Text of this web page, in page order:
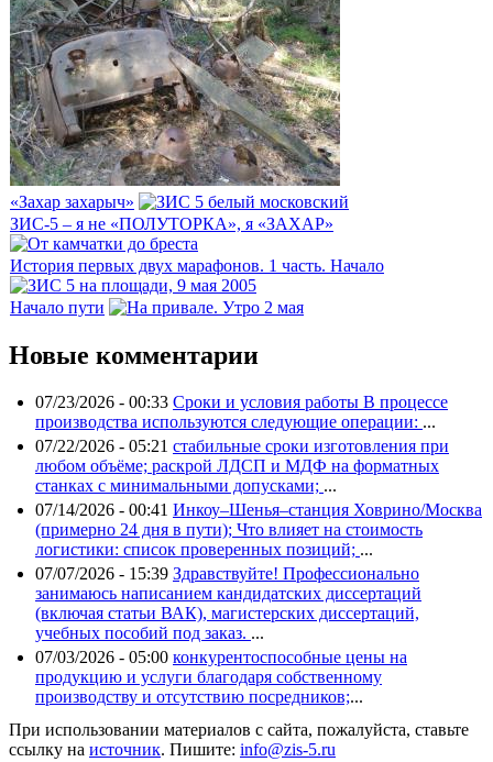
«Захар захарыч»
ЗИС-5 – я не «ПОЛУТОРКА», я «ЗАХАР»
История первых двух марафонов. 1 часть. Начало
Начало пути
Новые комментарии
07/23/2026 - 00:33 Сроки и условия работы В процессе
производства используются следующие операции: ...
07/22/2026 - 05:21 стабильные сроки изготовления при
любом объёме; раскрой ЛДСП и МДФ на форматных
станках с минимальными допусками; ...
07/14/2026 - 00:41 Инкоу–Шенья–станция Ховрино/Москва
(примерно 24 дня в пути); Что влияет на стоимость
логистики: список проверенных позиций; ...
07/07/2026 - 15:39 Здравствуйте! Профессионально
занимаюсь написанием кандидатских диссертаций
(включая статьи ВАК), магистерских диссертаций,
учебных пособий под заказ. ...
07/03/2026 - 05:00 конкурентоспособные цены на
продукцию и услуги благодаря собственному
производству и отсутствию посредников;...
При использовании материалов с сайта, пожалуйста, ставьте
ссылку на источник. Пишите: info@zis-5.ru